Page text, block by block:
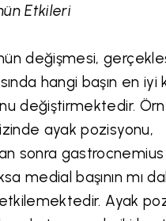
Etkileri
değişmesi,
hangi başın en iyi
değiştirmektedir.
ayak pozisyonu,
sonra gastrocnemius
medial başının mı
Ayak